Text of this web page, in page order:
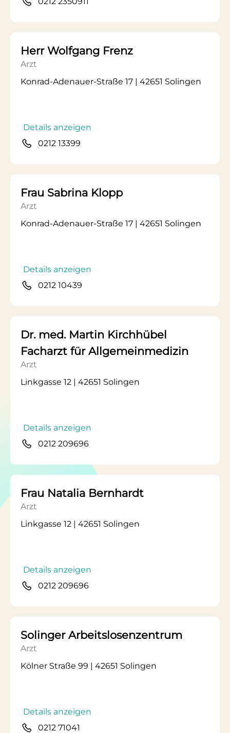
Herr Wolfgang Frenz
Arzt
Konrad-Adenauer-Straße 17 | 42651 Solingen
Details anzeigen
0212 13399
Frau Sabrina Klopp
Arzt
Konrad-Adenauer-Straße 17 | 42651 Solingen
Details anzeigen
0212 10439
Dr. med. Martin Kirchhübel
Facharzt für Allgemeinmedizin
Arzt
Linkgasse 12 | 42651 Solingen
Details anzeigen
0212 209696
Frau Natalia Bernhardt
Arzt
Linkgasse 12 | 42651 Solingen
Details anzeigen
0212 209696
Solinger Arbeitslosenzentrum
Arzt
Kölner Straße 99 | 42651 Solingen
Details anzeigen
0212 71041